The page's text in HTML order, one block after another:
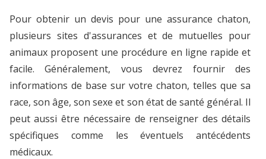
Pour obtenir un devis pour une assurance chaton,
plusieurs sites d'assurances et de mutuelles pour
animaux proposent une procédure en ligne rapide et
facile. Généralement, vous devrez fournir des
informations de base sur votre chaton, telles que sa
race, son âge, son sexe et son état de santé général. Il
peut aussi être nécessaire de renseigner des détails
spécifiques comme les éventuels antécédents
médicaux.